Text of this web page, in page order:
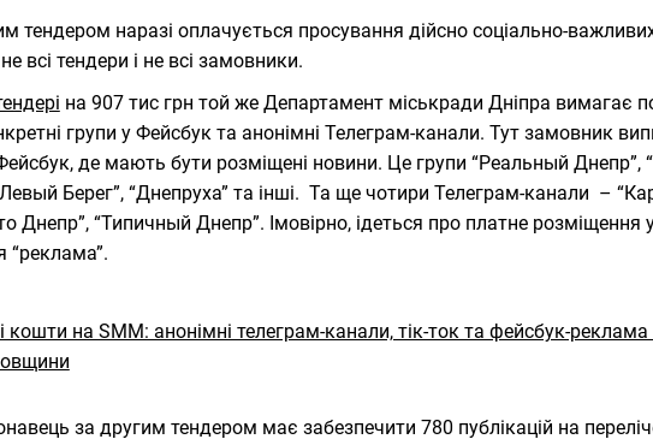
тендером наразі оплачується просування дійсно соціально-важливих
всі тендери і не всі замовники.
на 907 тис грн той же Департамент міськради Дніпра вимагає
групи у Фейсбук та анонімні Телеграм-канали. Тут замовник
де мають бути розміщені новини. Це групи “Реальный Днепр”,
Берег”, “Днепруха” та інші. Та ще чотири Телеграм-канали –
Днепр”, “Типичный Днепр”. Імовірно, ідеться про платне розміщення
“реклама”.
за другим тендером має забезпечити 780 публікацій на